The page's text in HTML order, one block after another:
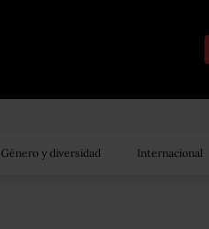
Género y diversidad Internacional